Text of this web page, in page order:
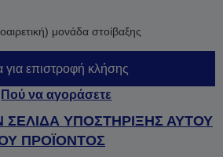
μονάδα στοίβαξης
για επιστροφή κλήσης
Πού να αγοράσετε
ΣΕΛΙΔΑ ΥΠΟΣΤΗΡΙΞΗΣ ΑΥΤΟΥ
ΠΡΟΪΟΝΤΟΣ